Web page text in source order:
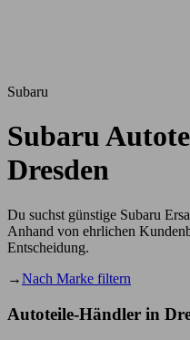
Subaru
Subaru
Dresden
Du suchst günstige Subaru
Anhand von ehrlichen
Entscheidung.
→Nach Marke filtern
Autoteile-Händler in